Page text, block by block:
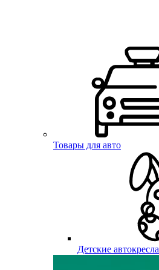
Товары для авто
Детские автокресла